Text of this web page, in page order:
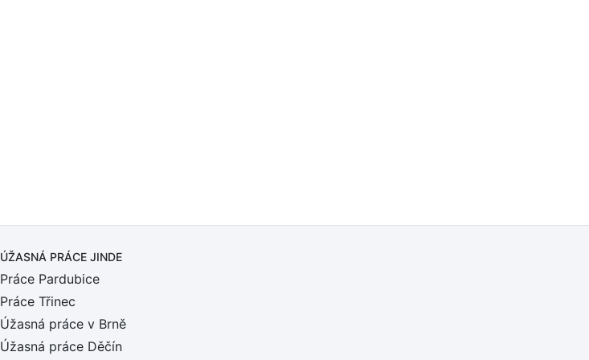
ÚŽASNÁ PRÁCE JINDE
Práce Pardubice
Práce Třinec
Úžasná práce v Brně
Úžasná práce Děčín